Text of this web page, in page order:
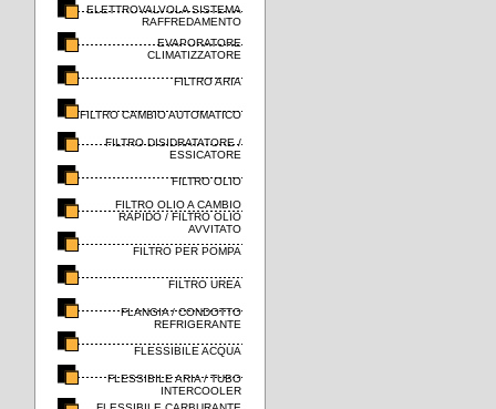
ELETTROVALVOLA SISTEMA
RAFFREDAMENTO
EVAPORATORE
CLIMATIZZATORE
FILTRO ARIA
FILTRO CAMBIO AUTOMATICO
FILTRO DISIDRATATORE /
ESSICATORE
FILTRO OLIO
FILTRO OLIO A CAMBIO
RAPIDO / FILTRO OLIO
AVVITATO
FILTRO PER POMPA
FILTRO UREA
FLANGIA / CONDOTTO
REFRIGERANTE
FLESSIBILE ACQUA
FLESSIBILE ARIA / TUBO
INTERCOOLER